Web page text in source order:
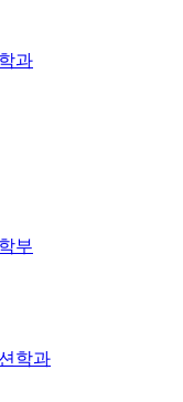
과
부
학과